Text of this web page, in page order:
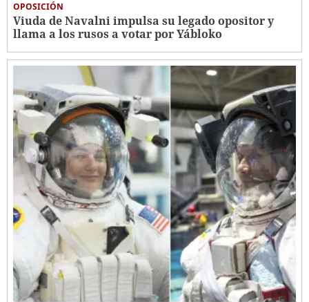
OPOSICIÓN
Viuda de Navalni impulsa su legado opositor y
llama a los rusos a votar por Yábloko